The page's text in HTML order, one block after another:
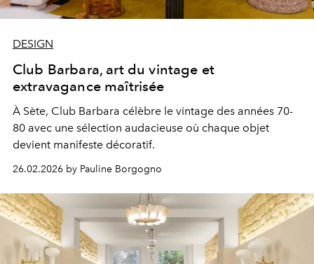
DESIGN
Club Barbara, art du vintage et
extravagance maîtrisée
À Sète, Club Barbara célèbre le vintage des années 70-
80 avec une sélection audacieuse où chaque objet
devient manifeste décoratif.
26.02.2026 by Pauline Borgogno